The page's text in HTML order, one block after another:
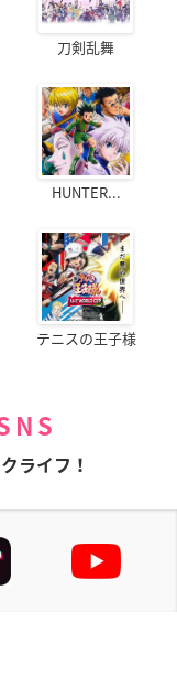
刀剣乱舞
HUNTER...
テニスの王子様
ライフ！